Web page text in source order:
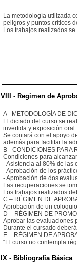
La metodología utilizada
peligros y puntos críticos
Los trabajos realizados
VIII - Regimen de
A - METODOLOGÍA DE
El dictado del curso se
invertida y exposición
Se contará con el apoyo
además para facilitar la
B - CONDICIONES PARA
Condiciones para
- Asistencia al 80% de las
- Aprobación de los
- Aprobación de dos
Las recuperaciones se
Los trabajos realizados
C – RÉGIMEN DE
Aprobación de un
D – RÉGIMEN DE
Aprobar las evaluaciones
Durante el cursado
E – RÉGIMEN DE
“El curso no contempla
IX - Bibliografía Básica